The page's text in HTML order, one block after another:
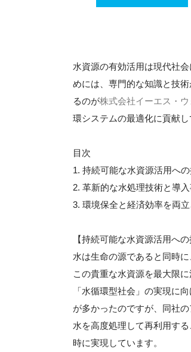
水資源の有効活用は現代社
めには、専門的な知識と技
るのが株式会社イーエス・ウ
環システムの最適化に貢献し
目次
1. 持続可能な水資源活用へ
2. 革新的な水処理技術と導
3. 環境保全と経済効率を両
【持続可能な水資源活用への
水は生命の源であると同時
この貴重な水資源を最大限
「水循環型社会」の実現に
が多かったのですが、同社
水を高度処理して再利用す
時に実現しています。